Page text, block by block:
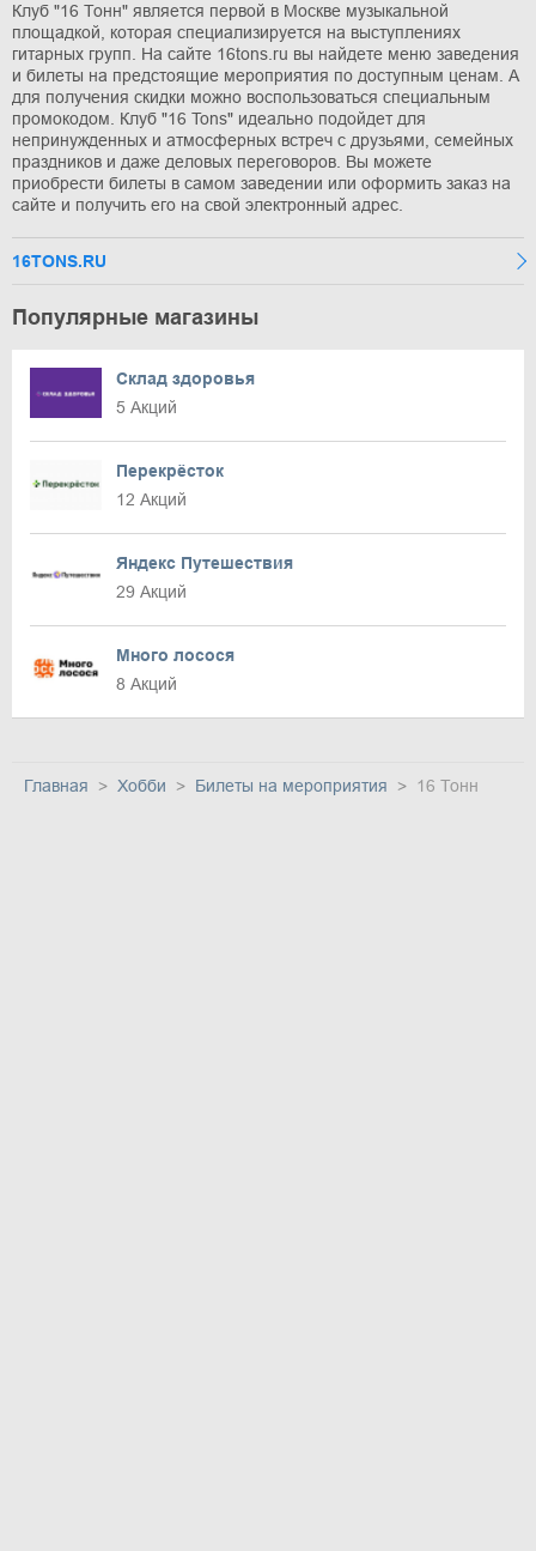
Клуб "16 Тонн" является первой в Москве музыкальной
площадкой, которая специализируется на выступлениях
гитарных групп. На сайте 16tons.ru вы найдете меню заведения
и билеты на предстоящие мероприятия по доступным ценам. А
для получения скидки можно воспользоваться специальным
промокодом. Клуб "16 Tons" идеально подойдет для
непринужденных и атмосферных встреч с друзьями, семейных
праздников и даже деловых переговоров. Вы можете
приобрести билеты в самом заведении или оформить заказ на
сайте и получить его на свой электронный адрес.
16TONS.RU
Популярные магазины
Склад здоровья
5 Акций
Перекрёсток
12 Акций
Яндекс Путешествия
29 Акций
Много лосося
8 Акций
Главная Хобби Билеты на мероприятия 16 Тонн